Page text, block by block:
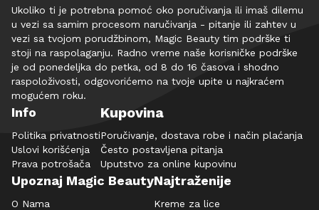
Ukoliko ti je potrebna pomoć oko poručivanja ili imaš dilemu
u vezi sa samim procesom naručivanja - pitanje ili zahtev u
vezi sa tvojom porudžbinom, Magic Beauty tim podrške ti
stoji na raspolaganju. Radno vreme naše korisničke podrške
je od ponedeljka do petka, od 8 do 16 časova i shodno
raspoloživosti, odgovorićemo na tvoje upite u najkraćem
mogućem roku.
Info
Politika privatnosti
Uslovi korišćenja
Prava potrošača
Kupovina
Poručivanje, dostava robe i način plaćanja
Često postavljena pitanja
Uputstvo za online kupovinu
Upoznaj Magic Beauty
O Nama
Najtraženije
Kreme za lice